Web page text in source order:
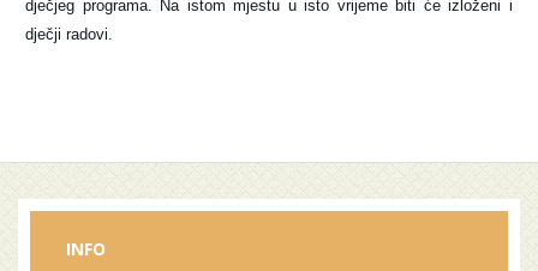
dječjeg programa. Na istom mjestu u isto vrijeme biti će izloženi i
dječji radovi.
INFO